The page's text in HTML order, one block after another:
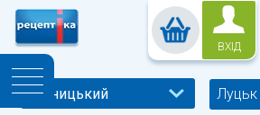
ВХІД
Луцьк